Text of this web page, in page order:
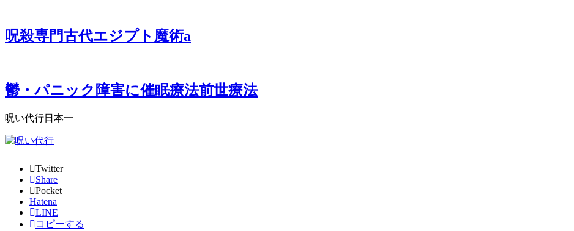
呪殺専門古代エジプト魔術a
鬱・パニック障害に催眠療法前世療法
呪い代行日本一
Twitter
Share
Pocket
Hatena
LINE
コピーする